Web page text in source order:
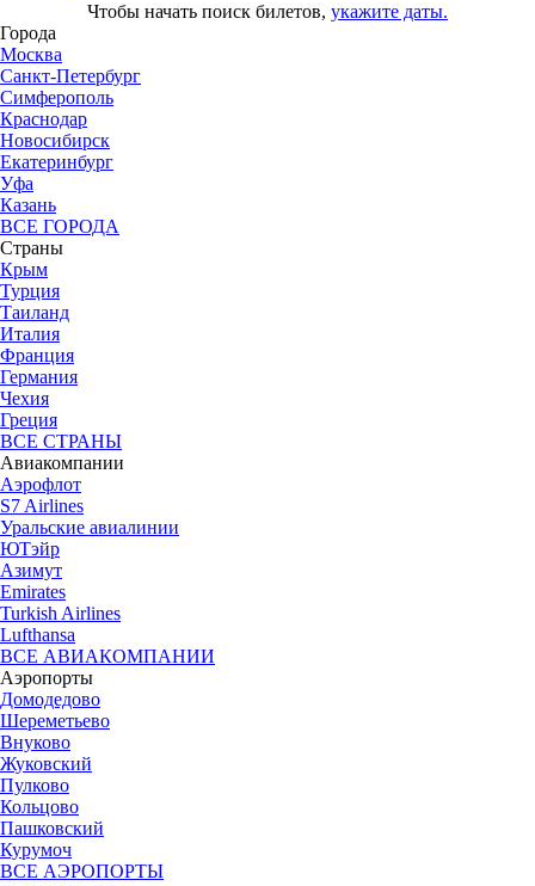
Чтобы начать поиск билетов, укажите даты.
Города
Москва
Санкт-Петербург
Симферополь
Краснодар
Новосибирск
Екатеринбург
Уфа
Казань
ВСЕ ГОРОДА
Страны
Крым
Турция
Таиланд
Италия
Франция
Германия
Чехия
Греция
ВСЕ СТРАНЫ
Авиакомпании
Аэрофлот
S7 Airlines
Уральские авиалинии
ЮТэйр
Азимут
Emirates
Turkish Airlines
Lufthansa
ВСЕ АВИАКОМПАНИИ
Аэропорты
Домодедово
Шереметьево
Внуково
Жуковский
Пулково
Кольцово
Пашковский
Курумоч
ВСЕ АЭРОПОРТЫ